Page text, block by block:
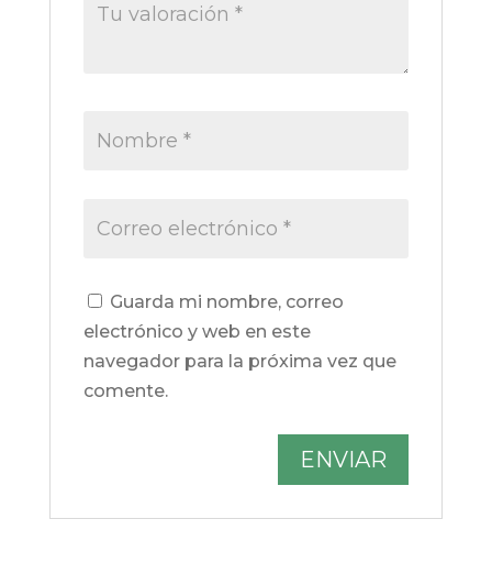
Guarda mi nombre, correo
electrónico y web en este
navegador para la próxima vez que
comente.